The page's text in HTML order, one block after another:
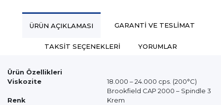
ÜRÜN AÇIKLAMASI GARANTI VE TESLIMAT
TAKSIT SEÇENEKLERI YORUMLAR
Ürün Özellikleri
Viskozite
18.000 – 24.000 cps. (200°C)
Brookfield CAP 2000 – Spindle 3
Renk
Krem